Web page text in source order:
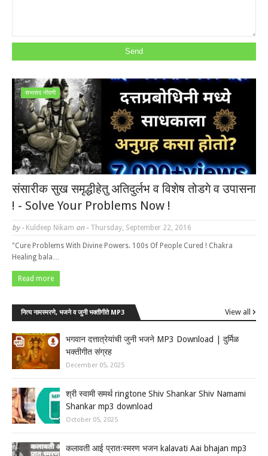
सभासद नोंदणी
संसारीक सुख समृद्धीहेतु अतिदुर्लभ व विशेष तोडगे व उपासना
! - Solve Your Problems Now !
by - Kuldeep Nikam on - Thursday, September 22, 2016
"Cure Problems With Divine Powers. 100s Of People Cured ! Chakra
Healing bala…
Read more
नित्य नामस्मरणे, भजने व जुनी भक्तीगीते MP3 View all
भगवान दत्तात्रेयांची जुनी भजने MP3 Download | दुर्मिळ
भक्तीगीत संग्रह
December 05, 2025
श्री स्वामी समर्थ ringtone Shiv Shankar Shiv Namami
Shankar mp3 download
October 05, 2025
कलावती आई प्रातःस्मरण भजन kalavati Aai bhajan mp3